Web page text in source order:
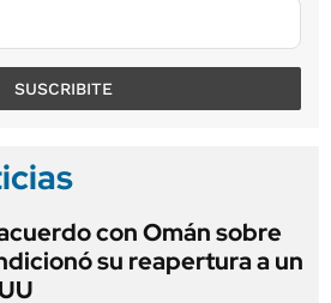
SUSCRIBITE
con Omán sobre
su reapertura a un